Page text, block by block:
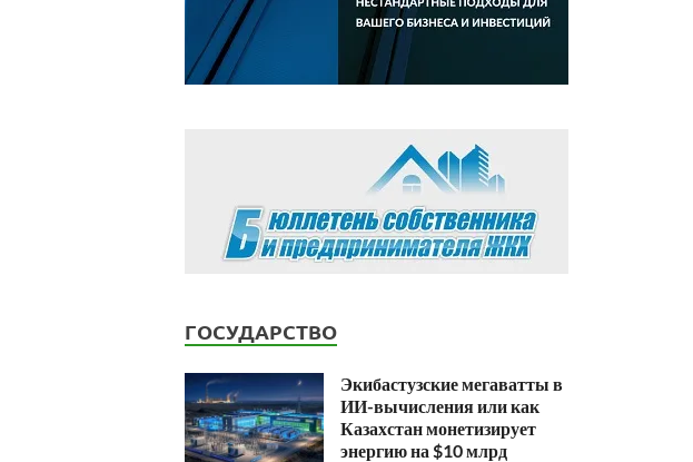
ГОСУДАРСТВО
Экибастузские мегаватты в
ИИ-вычисления или как
Казахстан монетизирует
энергию на $10 млрд